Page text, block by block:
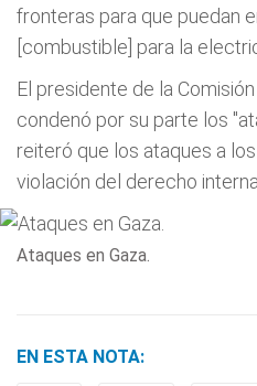
fronteras para que puedan
[combustible] para la
El presidente de la
condenó por su parte los "
reiteró que los ataques a
violación del derecho
Ataques en Gaza.
EN ESTA NOTA: